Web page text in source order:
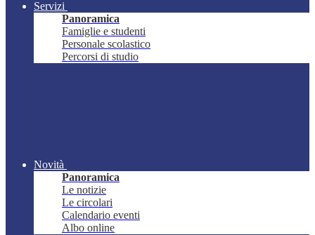
Servizi
Panoramica
Famiglie e studenti
Personale scolastico
Percorsi di studio
Novità
Panoramica
Le notizie
Le circolari
Calendario eventi
Albo online